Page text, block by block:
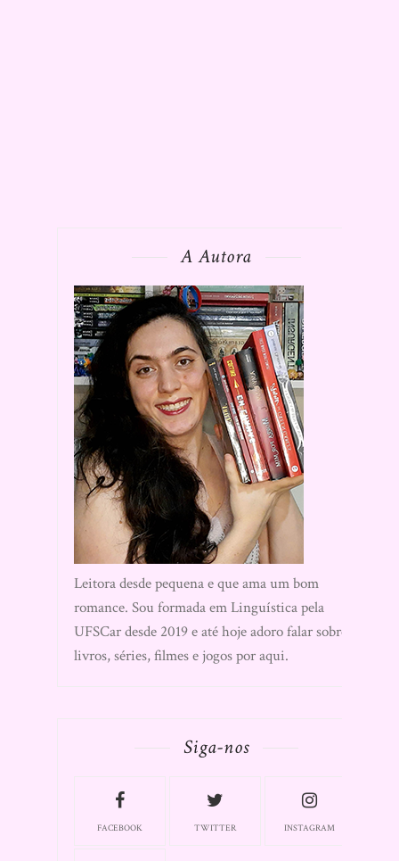
A Autora
Leitora desde pequena e que ama um bom
romance. Sou formada em Linguística pela
UFSCar desde 2019 e até hoje adoro falar sobre
livros, séries, filmes e jogos por aqui.
Siga-nos
FACEBOOK TWITTER INSTAGRAM